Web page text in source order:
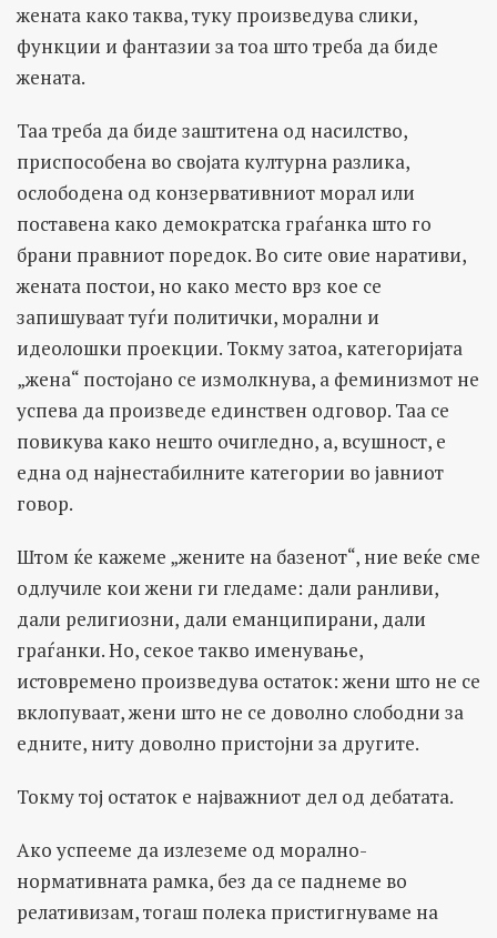
жената како таква, туку произведува слики,
функции и фантазии за тоа што треба да биде
жената.
Таа треба да биде заштитена од насилство,
приспособена во својата културна разлика,
ослободена од конзервативниот морал или
поставена како демократска граѓанка што го
брани правниот поредок. Во сите овие наративи,
жената постои, но како место врз кое се
запишуваат туѓи политички, морални и
идеолошки проекции. Токму затоа, категоријата
„жена“ постојано се измолкнува, а феминизмот не
успева да произведе единствен одговор. Таа се
повикува како нешто очигледно, а, всушност, е
една од најнестабилните категории во јавниот
говор.
Штом ќе кажеме „жените на базенот“, ние веќе сме
одлучиле кои жени ги гледаме: дали ранливи,
дали религиозни, дали еманципирани, дали
граѓанки. Но, секое такво именување,
истовремено произведува остаток: жени што не се
вклопуваат, жени што не се доволно слободни за
едните, ниту доволно пристојни за другите.
Токму тој остаток е најважниот дел од дебатата.
Ако успееме да излеземе од морално-
нормативната рамка, без да се паднеме во
релативизам, тогаш полека пристигнуваме на